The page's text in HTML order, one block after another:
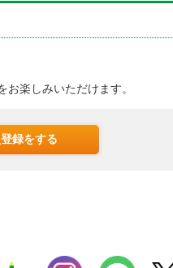
楽しみいただけます。
録をする